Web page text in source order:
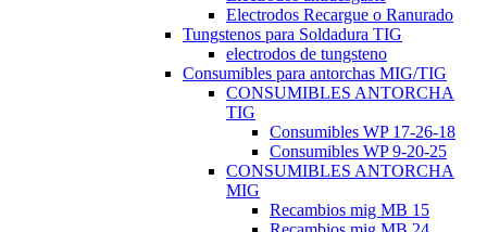
Electrodos Recargue o Ranurado
Tungstenos para Soldadura TIG
electrodos de tungsteno
Consumibles para antorchas MIG/TIG
CONSUMIBLES ANTORCHA
TIG
Consumibles WP 17-26-18
Consumibles WP 9-20-25
CONSUMIBLES ANTORCHA
MIG
Recambios mig MB 15